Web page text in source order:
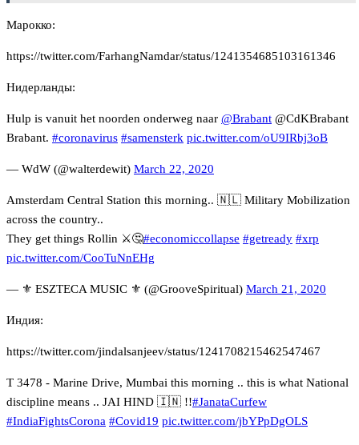
Марокко:
https://twitter.com/FarhangNamdar/status/1241354685103161346
Нидерланды:
Hulp is vanuit het noorden onderweg naar @Brabant @CdKBrabant
Brabant. #coronavirus #samensterk pic.twitter.com/oU9IRbj3oB
— WdW (@walterdewit) March 22, 2020
Amsterdam Central Station this morning.. 🇳🇱 Military Mobilization
across the country..
They get things Rollin ⚔️🤔#economiccollapse #getready #xrp
pic.twitter.com/CooTuNnEHg
— ⚜️ ESZTECA MUSIC ⚜️ (@GrooveSpiritual) March 21, 2020
Индия:
https://twitter.com/jindalsanjeev/status/1241708215462547467
T 3478 - Marine Drive, Mumbai this morning .. this is what National
discipline means .. JAI HIND 🇮🇳 !!#JanataCurfew
#IndiaFightsCorona #Covid19 pic.twitter.com/jbYPpDgOLS